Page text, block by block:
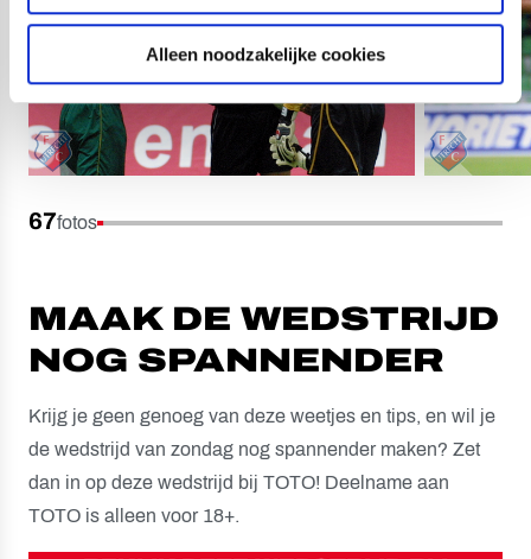
Alleen noodzakelijke cookies
67fotos
MAAK DE WEDSTRIJD
NOG SPANNENDER
Krijg je geen genoeg van deze weetjes en tips, en wil je
de wedstrijd van zondag nog spannender maken? Zet
dan in op deze wedstrijd bij TOTO! Deelname aan
TOTO is alleen voor 18+.